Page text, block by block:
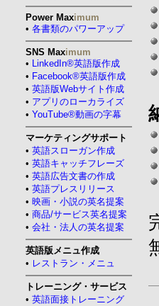
Power Maximum
• 各書類のパワーアップ
SNS Maximum
• LinkedIn®英語版作成
• Facebook®英語版作成
• 英語版Webサイト作成
• アプリのローカライズ
• YouTube®動画の字幕
マーケティングサポート
• 英語スローガン作成
• 英語キャッチフレーズ
• 英語広告文書の作成
• 英語プレスリリース
• 映画・小説の英名提案
• 商品/サービス英名提案
• 会社・法人の英名提案
英語版メニュ作成
• レストラン・メニュ
トレーニング・サービス
• 英語面接トレーニング